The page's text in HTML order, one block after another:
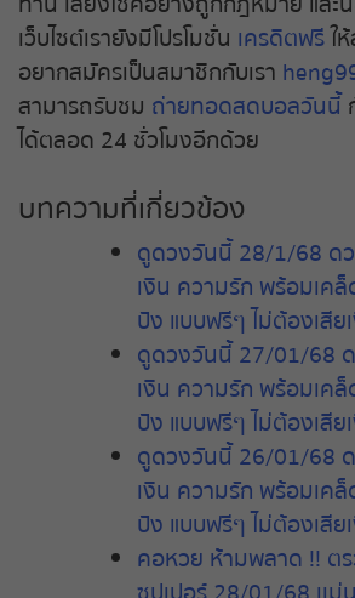
เว็บไซต์เรายังมีโปรโมชั่น เครดิตฟรีใ
อยากสมัครเป็นสมาชิกกับเรา
สามารถรับชม ถ่ายทอดสดบอลวันนี้
ได้ตลอด 24 ชั่วโมงอีกด้วย
บทความที่เกี่ยวข้อง
ดูดวงวันนี้ 28/1/68 ด
เงิน ความรัก พร้อมเค
ปัง แบบฟรีๆ ไม่ต้องเสีย
ดูดวงวันนี้ 27/01/68
เงิน ความรัก พร้อมเค
ปัง แบบฟรีๆ ไม่ต้องเสีย
ดูดวงวันนี้ 26/01/68
เงิน ความรัก พร้อมเค
ปัง แบบฟรีๆ ไม่ต้องเสีย
คอหวย ห้ามพลาด !! ต